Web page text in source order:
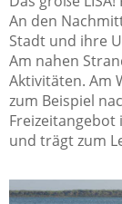
An den
Stadt und ihre
Am nahen
Aktivitäten. Am
zum Beispiel
und trägt zum